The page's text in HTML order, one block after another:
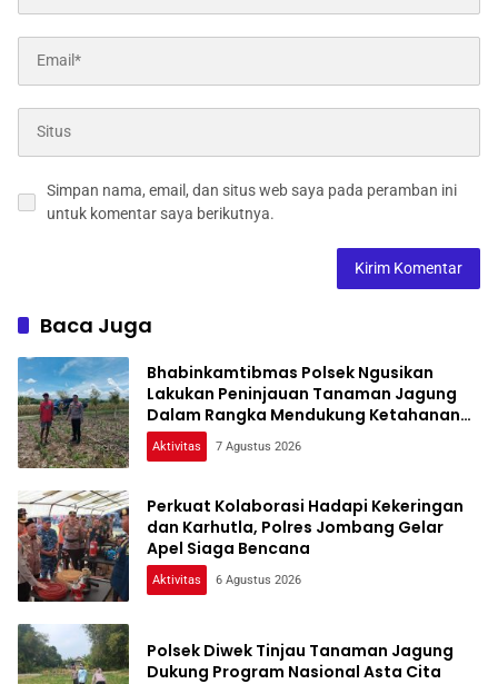
Simpan nama, email, dan situs web saya pada peramban ini
untuk komentar saya berikutnya.
Baca Juga
Bhabinkamtibmas Polsek Ngusikan
Lakukan Peninjauan Tanaman Jagung
Dalam Rangka Mendukung Ketahanan
Pangan
Aktivitas 7 Agustus 2026
Perkuat Kolaborasi Hadapi Kekeringan
dan Karhutla, Polres Jombang Gelar
Apel Siaga Bencana
Aktivitas 6 Agustus 2026
Polsek Diwek Tinjau Tanaman Jagung
Dukung Program Nasional Asta Cita